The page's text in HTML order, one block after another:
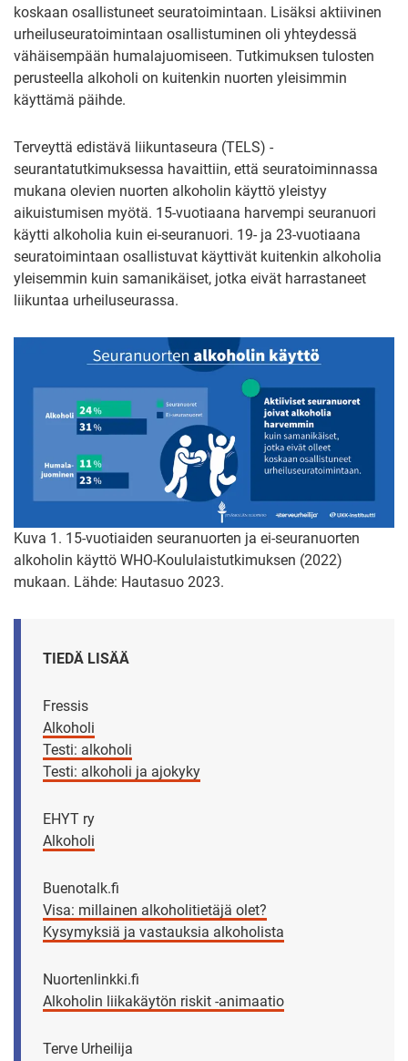
koskaan osallistuneet seuratoimintaan. Lisäksi aktiivinen
urheiluseuratoimintaan osallistuminen oli yhteydessä
vähäisempään humalajuomiseen. Tutkimuksen tulosten
perusteella alkoholi on kuitenkin nuorten yleisimmin
käyttämä päihde.
Terveyttä edistävä liikuntaseura (TELS) -
seurantatutkimuksessa havaittiin, että seuratoiminnassa
mukana olevien nuorten alkoholin käyttö yleistyy
aikuistumisen myötä. 15-vuotiaana harvempi seuranuori
käytti alkoholia kuin ei-seuranuori. 19- ja 23-vuotiaana
seuratoimintaan osallistuvat käyttivät kuitenkin alkoholia
yleisemmin kuin samanikäiset, jotka eivät harrastaneet
liikuntaa urheiluseurassa.
Kuva 1. 15-vuotiaiden seuranuorten ja ei-seuranuorten
alkoholin käyttö WHO-Koululaistutkimuksen (2022)
mukaan. Lähde: Hautasuo 2023.
TIEDÄ LISÄÄ
Fressis
Alkoholi
Testi: alkoholi
Testi: alkoholi ja ajokyky
EHYT ry
Alkoholi
Buenotalk.fi
Visa: millainen alkoholitietäjä olet?
Kysymyksiä ja vastauksia alkoholista
Nuortenlinkki.fi
Alkoholin liikakäytön riskit -animaatio
Terve Urheilija